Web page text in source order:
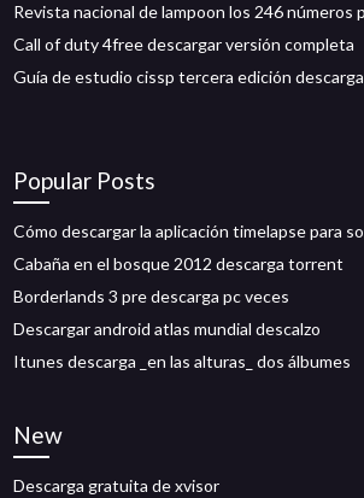
Revista nacional de lampoon los 246 números
Call of duty 4free descargar versión completa
Guía de estudio cissp tercera edición
Popular Posts
Cómo descargar la aplicación timelapse para
Cabaña en el bosque 2012 descarga torrent
Borderlands 3 pre descarga pc veces
Descargar android atlas mundial descalzo
Itunes descarga _en las alturas_ dos álbumes
New
Descarga gratuita de xvisor